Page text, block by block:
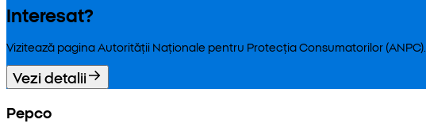
Interesat?
Vizitează pagina Autorității Naționale pentru Protecția Consumatorilor (ANPC).
Vezi detalii
Pepco